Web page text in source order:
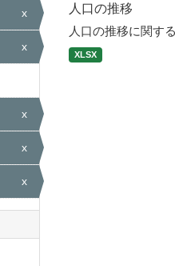
x
x
x
x
x
人口の推移
人口の推移に関す
XLSX